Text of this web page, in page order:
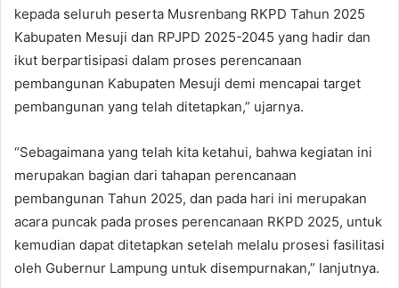
kepada seluruh peserta Musrenbang RKPD Tahun 2025
Kabupaten Mesuji dan RPJPD 2025-2045 yang hadir dan
ikut berpartisipasi dalam proses perencanaan
pembangunan Kabupaten Mesuji demi mencapai target
pembangunan yang telah ditetapkan,” ujarnya.
“Sebagaimana yang telah kita ketahui, bahwa kegiatan ini
merupakan bagian dari tahapan perencanaan
pembangunan Tahun 2025, dan pada hari ini merupakan
acara puncak pada proses perencanaan RKPD 2025, untuk
kemudian dapat ditetapkan setelah melalu prosesi fasilitasi
oleh Gubernur Lampung untuk disempurnakan,” lanjutnya.